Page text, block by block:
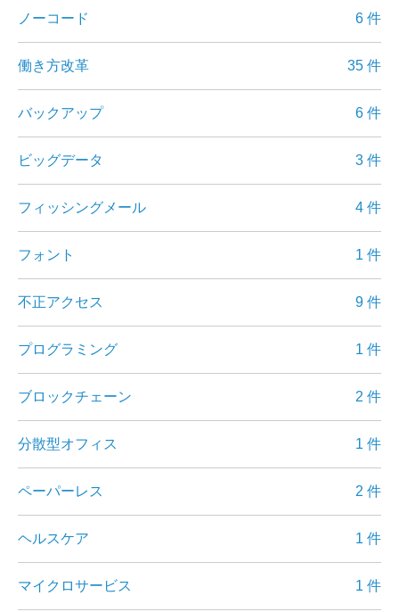
ノーコード 6 件
働き方改革 35 件
バックアップ 6 件
ビッグデータ 3 件
フィッシングメール 4 件
フォント 1 件
不正アクセス 9 件
プログラミング 1 件
ブロックチェーン 2 件
分散型オフィス 1 件
ペーパーレス 2 件
ヘルスケア 1 件
マイクロサービス 1 件